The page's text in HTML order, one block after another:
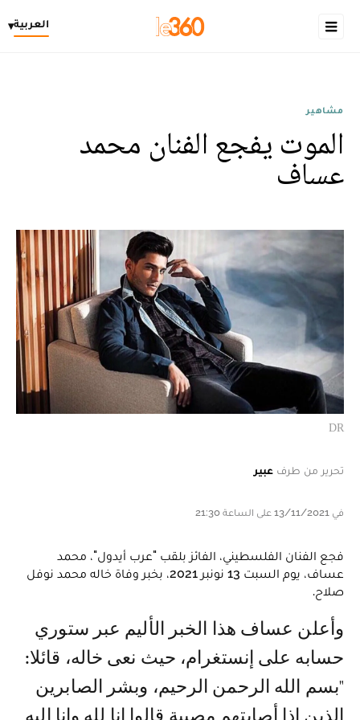
العربية▾
مشاهير
الموت يفجع الفنان محمد
عساف
DR
تحرير من طرف عبير
في 13/11/2021 على الساعة 21:30
فجع الفنان الفلسطيني، الفائز بلقب "عرب أيدول"، محمد
عساف، يوم السبت 13 نونبر 2021، بخبر وفاة خاله محمد نوفل
صلاح.
وأعلن عساف هذا الخبر الأليم عبر ستوري
حسابه على إنستغرام، حيث نعى خاله، قائلا:
"بسم الله الرحمن الرحيم، وبشر الصابرين